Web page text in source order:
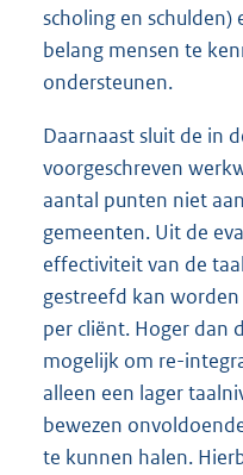
scholing en schulden)
belang mensen te
ondersteunen.
Daarnaast sluit de in
voorgeschreven
aantal punten niet
gemeenten. Uit de
effectiviteit van de
gestreefd kan
per cliënt. Hoger dan
mogelijk om re-
alleen een lager
bewezen
te kunnen halen.